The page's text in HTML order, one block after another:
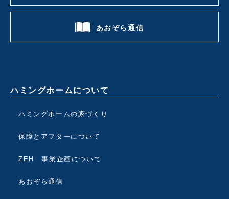
あおぞら通信
ハミングホームについて
ハミングホームの家づくり
保障とアフターについて
ZEH 事業企画について
あおぞら通信